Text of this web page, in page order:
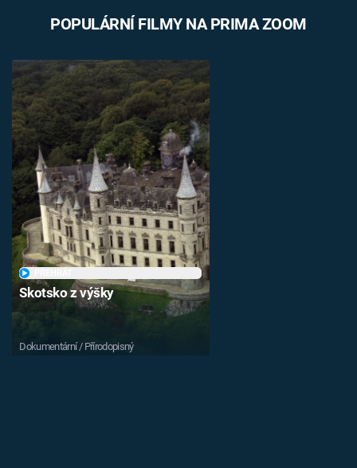
POPULÁRNÍ FILMY NA PRIMA ZOOM
Skotsko z výšky
Dokumentární / Přírodopisný